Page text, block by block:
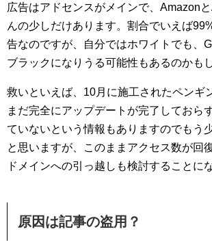
広告はアドセンスがメインで、Amazon
んの少しだけあります。割合でいえば
告なのですが、自分ではホワイトでも、
ブラックになりうる可能性もあるのかも
救いといえば、10月に施工されたペンギ
まだ完全にアップデートが完了しておら
ていないという情報もありますのでもう
と思いますが、このままアクセス数が回
ドメインへの引っ越しも検討することに
原因は記事の盗用？